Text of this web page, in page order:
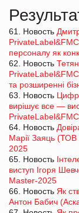
61. Новость
персоналу як
62. Новость
та розширенні
63. Новость
вирішує все —
64. Новость
Марії Заяць
2025
65. Новость
виступ Ігоря
Master-2025
66. Новость Як
Антон Бабич